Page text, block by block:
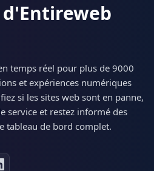
temps réel pour plus de 9000
et expériences numériques
si les sites web sont en panne,
service et restez informé des
tableau de bord complet.